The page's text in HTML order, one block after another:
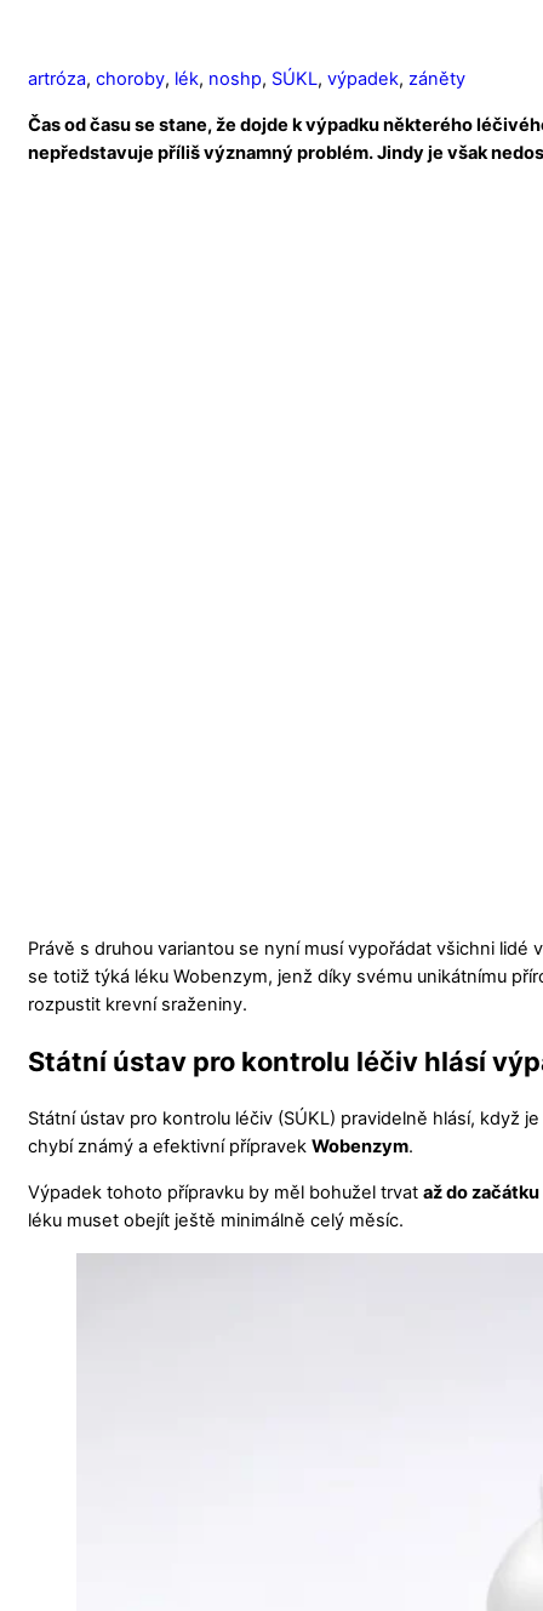
artróza, choroby, lék, noshp, SÚKL, výpadek, záněty
Čas od času se stane, že dojde k výpadku některého
nepředstavuje příliš významný problém. Jindy je však
Právě s druhou variantou se nyní musí vypořádat všichni
se totiž týká léku Wobenzym, jenž díky svému unikátnímu
rozpustit krevní sraženiny.
Státní ústav pro kontrolu léčiv hlásí
Státní ústav pro kontrolu léčiv (SÚKL) pravidelně hlásí, když
chybí známý a efektivní přípravek Wobenzym.
Výpadek tohoto přípravku by měl bohužel trvat až do
léku muset obejít ještě minimálně celý měsíc.